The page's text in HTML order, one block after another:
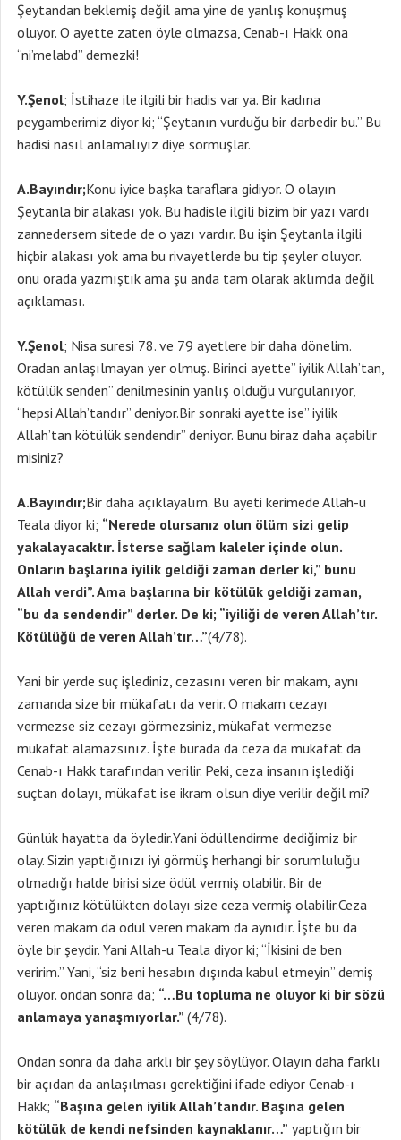
Şeytandan beklemiş değil ama yine de yanlış konuşmuş
oluyor. O ayette zaten öyle olmazsa, Cenab-ı Hakk ona
“ni’melabd” demezki!
Y.Şenol; İstihaze ile ilgili bir hadis var ya. Bir kadına
peygamberimiz diyor ki; “Şeytanın vurduğu bir darbedir bu.” Bu
hadisi nasıl anlamalıyız diye sormuşlar.
A.Bayındır;Konu iyice başka taraflara gidiyor. O olayın
Şeytanla bir alakası yok. Bu hadisle ilgili bizim bir yazı vardı
zannedersem sitede de o yazı vardır. Bu işin Şeytanla ilgili
hiçbir alakası yok ama bu rivayetlerde bu tip şeyler oluyor.
onu orada yazmıştık ama şu anda tam olarak aklımda değil
açıklaması.
Y.Şenol; Nisa suresi 78. ve 79 ayetlere bir daha dönelim.
Oradan anlaşılmayan yer olmuş. Birinci ayette” iyilik Allah’tan,
kötülük senden” denilmesinin yanlış olduğu vurgulanıyor,
“hepsi Allah’tandır” deniyor.Bir sonraki ayette ise” iyilik
Allah’tan kötülük sendendir” deniyor. Bunu biraz daha açabilir
misiniz?
A.Bayındır;Bir daha açıklayalım. Bu ayeti kerimede Allah-u
Teala diyor ki; “Nerede olursanız olun ölüm sizi gelip
yakalayacaktır. İsterse sağlam kaleler içinde olun.
Onların başlarına iyilik geldiği zaman derler ki,” bunu
Allah verdi”. Ama başlarına bir kötülük geldiği zaman,
“bu da sendendir” derler. De ki; “iyiliği de veren Allah’tır.
Kötülüğü de veren Allah’tır…”(4/78).
Yani bir yerde suç işlediniz, cezasını veren bir makam, aynı
zamanda size bir mükafatı da verir. O makam cezayı
vermezse siz cezayı görmezsiniz, mükafat vermezse
mükafat alamazsınız. İşte burada da ceza da mükafat da
Cenab-ı Hakk tarafından verilir. Peki, ceza insanın işlediği
suçtan dolayı, mükafat ise ikram olsun diye verilir değil mi?
Günlük hayatta da öyledir.Yani ödüllendirme dediğimiz bir
olay. Sizin yaptığınızı iyi görmüş herhangi bir sorumluluğu
olmadığı halde birisi size ödül vermiş olabilir. Bir de
yaptığınız kötülükten dolayı size ceza vermiş olabilir.Ceza
veren makam da ödül veren makam da aynıdır. İşte bu da
öyle bir şeydir. Yani Allah-u Teala diyor ki; “İkisini de ben
veririm.” Yani, “siz beni hesabın dışında kabul etmeyin” demiş
oluyor. ondan sonra da; “…Bu topluma ne oluyor ki bir sözü
anlamaya yanaşmıyorlar.” (4/78).
Ondan sonra da daha arklı bir şey söylüyor. Olayın daha farklı
bir açıdan da anlaşılması gerektiğini ifade ediyor Cenab-ı
Hakk; “Başına gelen iyilik Allah’tandır. Başına gelen
kötülük de kendi nefsinden kaynaklanır…” yaptığın bir